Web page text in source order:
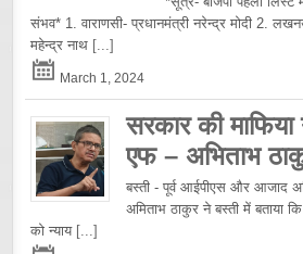
संभव* 1. वाराणसी- प्रधानमंत्री नरेन्द्र मोदी 2.
महेन्द्र नाथ [...]
March 1, 2024
सरकार की
एफ – अभिताभ
बस्ती - पूर्व आईपीएस और आजाद
अमिताभ ठाकुर ने बस्ती में बताया
को न्याय [...]